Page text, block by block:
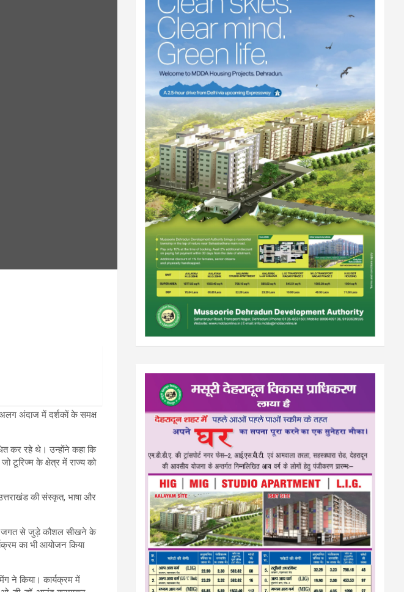
अलग अंदाज में दर्शकों के समक्ष
कर रहे थे। उन्होंने कहा कि
टूरिज्म के क्षेत्र में राज्य को
की संस्कृत, भाषा और
जगत से जुड़े कौशल सीखने के
का भी आयोजन किया
ने किया। कार्यक्रम में